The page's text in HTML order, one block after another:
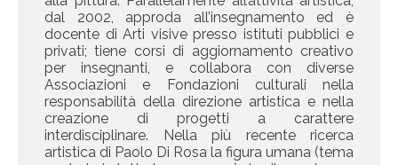
dal 2002, approda all’insegnamento ed è
docente di Arti visive presso istituti pubblici e
privati; tiene corsi di aggiornamento creativo
per insegnanti, e collabora con diverse
Associazioni e Fondazioni culturali nella
responsabilità della direzione artistica e nella
creazione di progetti a carattere
interdisciplinare. Nella più recente ricerca
artistica di Paolo Di Rosa la figura umana (tema